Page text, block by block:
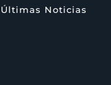
Últimas Noticias